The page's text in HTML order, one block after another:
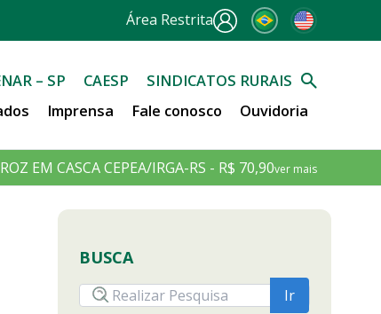
Área Restrita
– SP CAESP
SINDICATOS RURAIS
Imprensa Fale conosco Ouvidoria
EM CASCA CEPEA/IRGA-RS - R$ 70,90ver mais
BUSCA